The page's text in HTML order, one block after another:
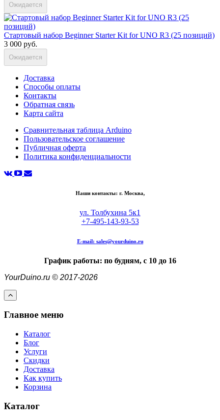
Ожидается
Стартовый набор Beginner Starter Kit for UNO R3 (25 позиций)
3 000 руб.
Ожидается
Доставка
Способы оплаты
Контакты
Обратная связь
Карта сайта
Сравнительная таблица Arduino
Пользовательское соглашение
Публичная оферта
Политика конфиденциальности
Наши контакты: г. Москва,
ул. Толбухина 5к1
+7-495-143-93-53
E-mail: sales@yourduino.ru
График работы: по будням, с 10 до 16
YourDuino.ru © 2017-2026
Главное меню
Каталог
Блог
Услуги
Скидки
Доставка
Как купить
Корзина
Каталог